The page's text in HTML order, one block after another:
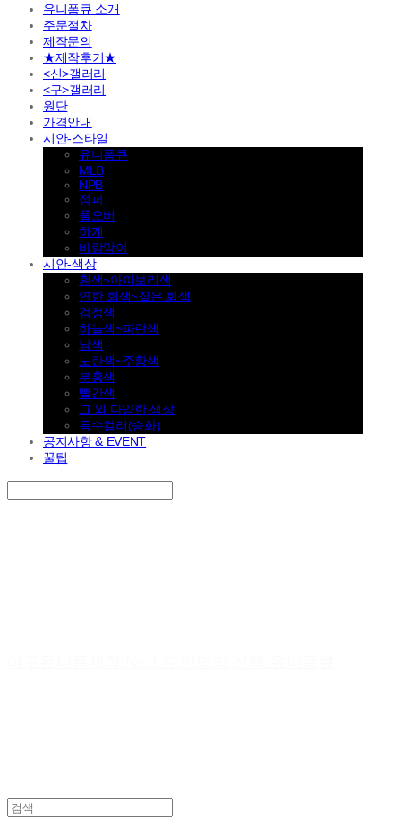
유니폼큐 소개
주문절차
제작문의
★제작후기★
<신>갤러리
<구>갤러리
원단
가격안내
시안-스타일
유니폼큐
MLB
NPB
점퍼
풀오버
하계
바람막이
시안-색상
흰색~아이보리색
연한 회색~짙은 회색
검정색
하늘색~파란색
남색
노란색~주황색
분홍색
빨간색
그 외 다양한 색상
특수컬러(승화)
공지사항 & EVENT
꿀팁